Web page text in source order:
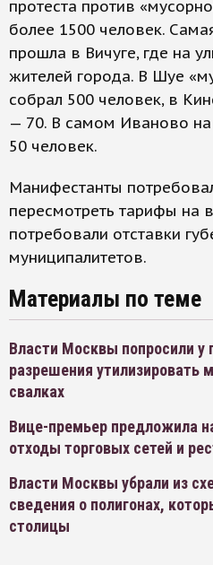
протеста против
более 1500 человек.
прошла в Вичуге, где на
жителей города. В Шуе
собрал 500 человек, в
— 70. В самом Иваново
50 человек.
Манифестанты
пересмотреть тарифы на
потребовали отставки
муниципалитетов.
Материалы по теме
Власти Москвы попросили у
разрешения
свалках
Вице-премьер предложила
отходы торговых сетей и
Власти Москвы убрали из
сведения о полигонах,
столицы